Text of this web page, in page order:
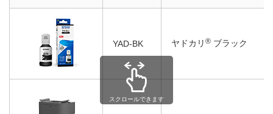
YAD-BK ヤドカリ ® ブラック
スクロールできます